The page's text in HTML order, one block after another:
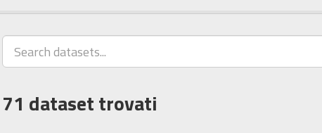
71 dataset trovati